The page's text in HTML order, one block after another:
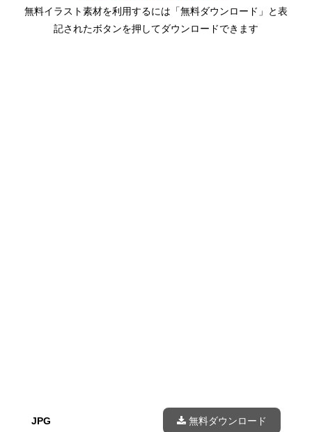
無料イラスト素材を利用するには「無料ダウンロード」と表
記されたボタンを押してダウンロードできます
JPG 無料ダウンロード